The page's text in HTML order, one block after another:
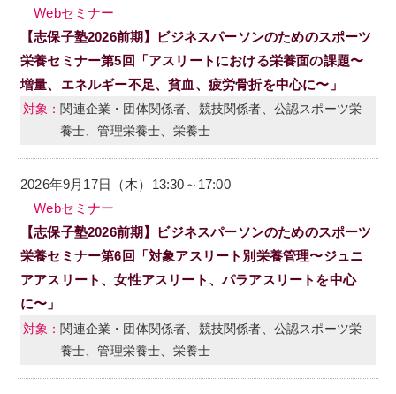
Webセミナー
【志保子塾2026前期】ビジネスパーソンのためのスポーツ
栄養セミナー第5回「アスリートにおける栄養面の課題〜
増量、エネルギー不足、貧血、疲労骨折を中心に〜」
関連企業・団体関係者、競技関係者、公認スポーツ栄
養士、管理栄養士、栄養士
2026年9月17日（木）13:30～17:00
Webセミナー
【志保子塾2026前期】ビジネスパーソンのためのスポーツ
栄養セミナー第6回「対象アスリート別栄養管理〜ジュニ
アアスリート、女性アスリート、パラアスリートを中心
に〜」
関連企業・団体関係者、競技関係者、公認スポーツ栄
養士、管理栄養士、栄養士